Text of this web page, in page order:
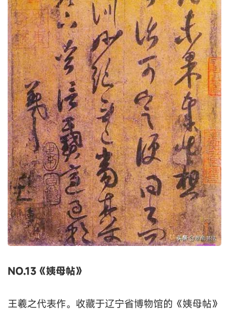
NO.13《姨母帖》
王羲之代表作。收藏于辽宁省博物馆的《姨母帖》